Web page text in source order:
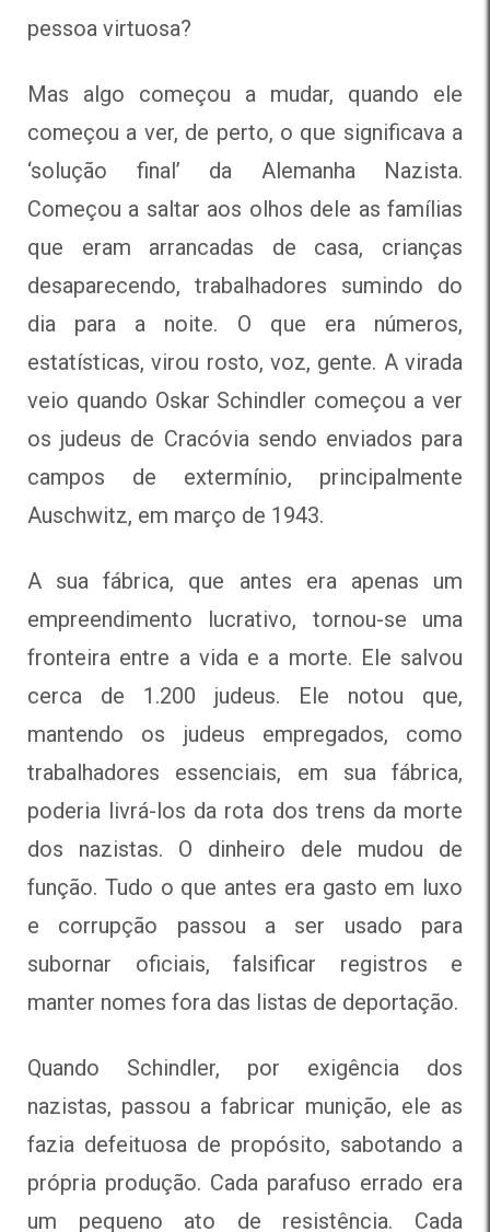
pessoa virtuosa?
Mas algo começou a mudar, quando ele
começou a ver, de perto, o que significava a
‘solução final’ da Alemanha Nazista.
Começou a saltar aos olhos dele as famílias
que eram arrancadas de casa, crianças
desaparecendo, trabalhadores sumindo do
dia para a noite. O que era números,
estatísticas, virou rosto, voz, gente. A virada
veio quando Oskar Schindler começou a ver
os judeus de Cracóvia sendo enviados para
campos de extermínio, principalmente
Auschwitz, em março de 1943.
A sua fábrica, que antes era apenas um
empreendimento lucrativo, tornou-se uma
fronteira entre a vida e a morte. Ele salvou
cerca de 1.200 judeus. Ele notou que,
mantendo os judeus empregados, como
trabalhadores essenciais, em sua fábrica,
poderia livrá-los da rota dos trens da morte
dos nazistas. O dinheiro dele mudou de
função. Tudo o que antes era gasto em luxo
e corrupção passou a ser usado para
subornar oficiais, falsificar registros e
manter nomes fora das listas de deportação.
Quando Schindler, por exigência dos
nazistas, passou a fabricar munição, ele as
fazia defeituosa de propósito, sabotando a
própria produção. Cada parafuso errado era
um pequeno ato de resistência. Cada